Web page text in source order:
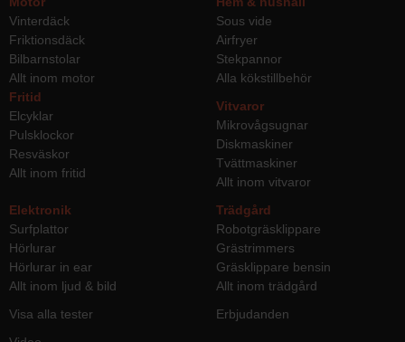
Vinterdäck
Friktionsdäck
Bilbarnstolar
Allt inom motor
Sous vide
Airfryer
Stekpannor
Alla kökstillbehör
Fritid
Elcyklar
Pulsklockor
Resväskor
Allt inom fritid
Vitvaror
Mikrovågsugnar
Diskmaskiner
Tvättmaskiner
Allt inom vitvaror
Elektronik
Surfplattor
Hörlurar
Hörlurar in ear
Allt inom ljud & bild
Trädgård
Robotgräsklippare
Grästrimmers
Gräsklippare bensin
Allt inom trädgård
Visa alla tester
Erbjudanden